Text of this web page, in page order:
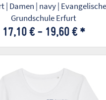
Grundschule Erfurt
17,10 € - 19,60 € *